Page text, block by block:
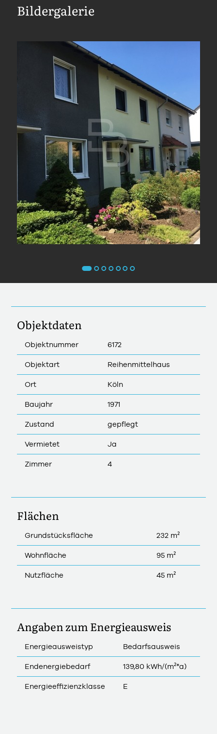
Bildergalerie
Objektdaten
Objektnummer 6172
Objektart Reihenmittelhaus
Ort Köln
Baujahr 1971
Zustand gepflegt
Vermietet Ja
Zimmer 4
Flächen
Grundstücksfläche 232 m²
Wohnfläche 95 m²
Nutzfläche 45 m²
Angaben zum Energieausweis
Energieausweistyp Bedarfsausweis
Endenergiebedarf 139,80 kWh/(m²*a)
Energieeffizienzklasse E